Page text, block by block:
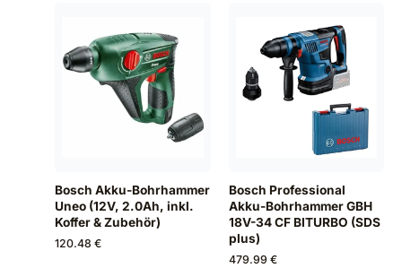
Bosch Akku-Bohrhammer
Uneo (12V, 2.0Ah, inkl.
Koffer & Zubehör)
120.48 €
Bosch Professional
Akku-Bohrhammer GBH
18V-34 CF BITURBO (SDS
plus)
479.99 €